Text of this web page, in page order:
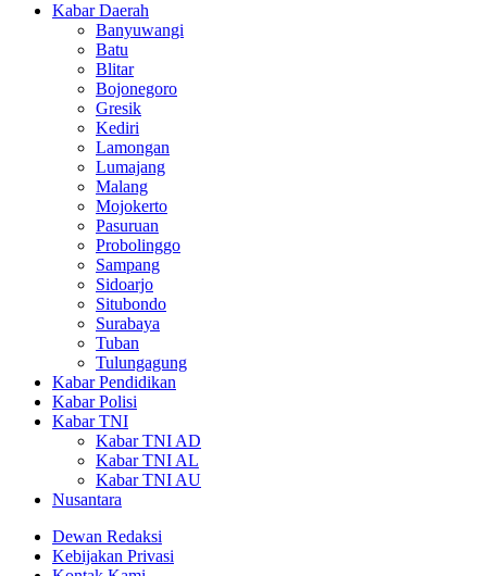
Kabar Daerah
Banyuwangi
Batu
Blitar
Bojonegoro
Gresik
Kediri
Lamongan
Lumajang
Malang
Mojokerto
Pasuruan
Probolinggo
Sampang
Sidoarjo
Situbondo
Surabaya
Tuban
Tulungagung
Kabar Pendidikan
Kabar Polisi
Kabar TNI
Kabar TNI AD
Kabar TNI AL
Kabar TNI AU
Nusantara
Dewan Redaksi
Kebijakan Privasi